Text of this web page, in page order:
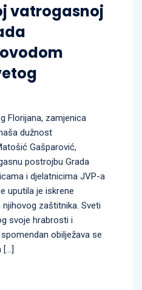
vatrogasnoj
Florijana, zamjenica
dužnost
Gašparović,
postrojbu Grada
i djelatnicima JVP-a
uputila je iskrene
zaštitnika. Sveti
svoje hrabrosti i
obilježava se
[…]